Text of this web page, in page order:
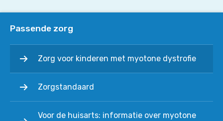
Passende zorg
Zorg voor kinderen met myotone dystrofie
Zorgstandaard
Voor de huisarts: informatie over myotone